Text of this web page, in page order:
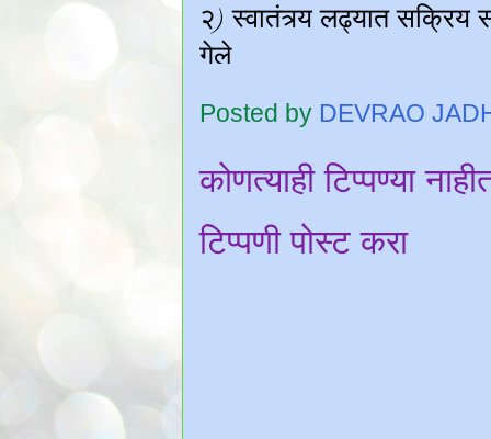
Posted by DEVRAO
कोणत्याही टिप्पण्‍या
टिप्पणी पोस्ट करा